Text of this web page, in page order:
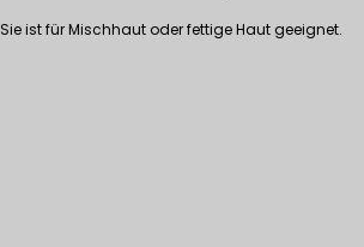
Sie ist für Mischhaut oder fettige Haut geeignet.